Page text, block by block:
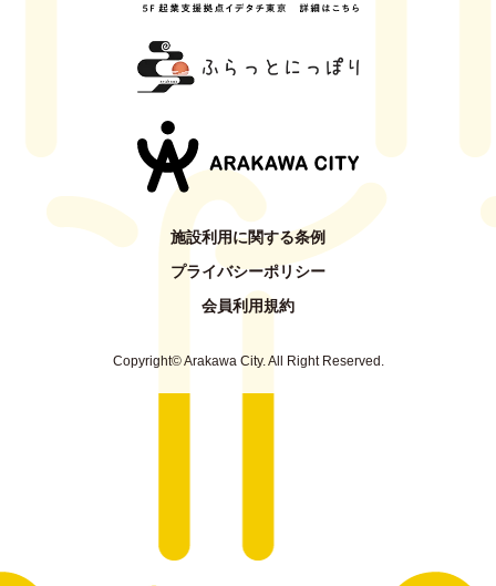
施設利用に関する条例
プライバシーポリシー
会員利用規約
Copyright© Arakawa City. All Right Reserved.